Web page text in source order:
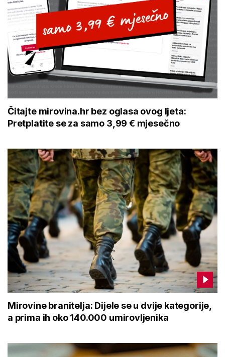
Čitajte mirovina.hr bez oglasa ovog ljeta:
Pretplatite se za samo 3,99 € mjesečno
Mirovine branitelja: Dijele se u dvije kategorije,
a prima ih oko 140.000 umirovljenika